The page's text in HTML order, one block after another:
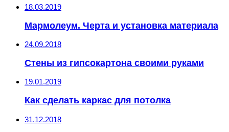
18.03.2019
Мармолеум. Черта и установка материала
24.09.2018
Стены из гипсокартона своими руками
19.01.2019
Как сделать каркас для потолка
31.12.2018